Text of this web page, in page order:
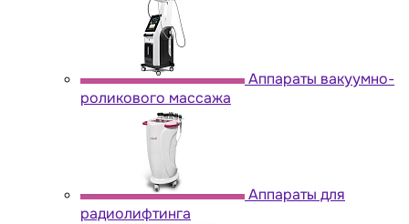
Аппараты вакуумно-
роликового массажа
Аппараты для
радиолифтинга